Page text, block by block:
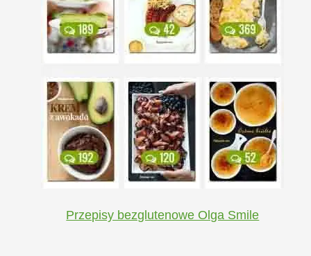
Przepisy bezglutenowe Olga Smile